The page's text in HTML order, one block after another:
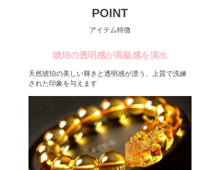
POINT
アイテム特徴
琥珀の透明感が高級感を演出
天然琥珀の美しい輝きと透明感が漂う、上質で洗練
された印象を与えます